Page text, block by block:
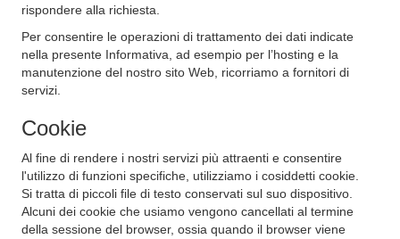
rispondere alla richiesta.
Per consentire le operazioni di trattamento dei dati indicate
nella presente Informativa, ad esempio per l’hosting e la
manutenzione del nostro sito Web, ricorriamo a fornitori di
servizi.
Cookie
Al fine di rendere i nostri servizi più attraenti e consentire
l'utilizzo di funzioni specifiche, utilizziamo i cosiddetti cookie.
Si tratta di piccoli file di testo conservati sul suo dispositivo.
Alcuni dei cookie che usiamo vengono cancellati al termine
della sessione del browser, ossia quando il browser viene